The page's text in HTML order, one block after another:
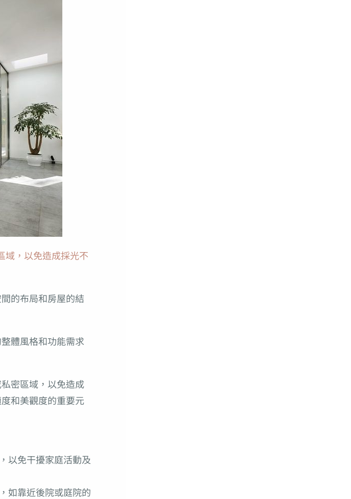
域，以免造成採光不
的布局和房屋的結
體風格和功能需求
密區域，以免造成
和美觀度的重要元
以免干擾家庭活動及
如靠近後院或庭院的